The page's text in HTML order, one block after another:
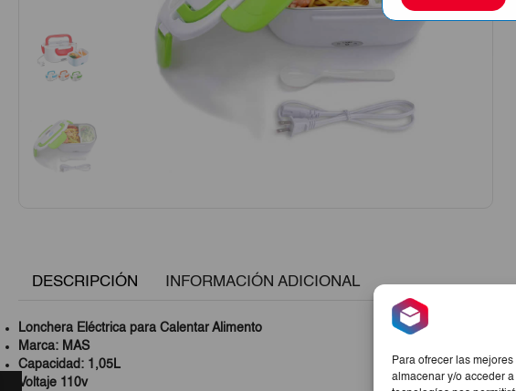
Para ofrecer las
almacenar y/o acceder
DESCRIPCIÓN INFORMACIÓN ADICIONAL
Lonchera Eléctrica para Calentar Alimento
Marca: MAS
Capacidad: 1,05L
Voltaje 110v